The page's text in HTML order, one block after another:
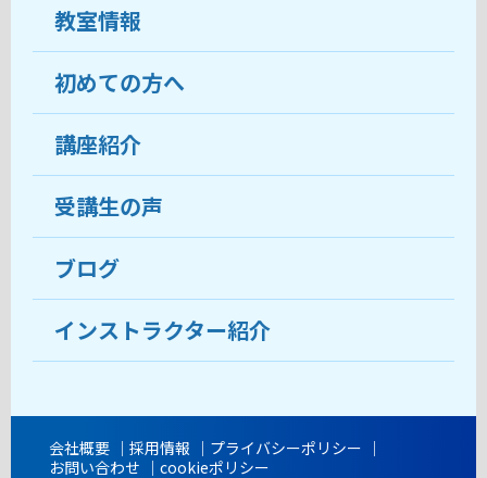
教室情報
教室について
受講生の声
おすすめ・人気の講座
目的から講座を探す
教室ブログ
初めての方へ
ココがおすすめ
料金
受講までの流れ
よくあるご質問
講座紹介
受講生の声
ブログ
インストラクター紹介
会社概要 採用情報
プライバシーポリシー
お問い合わせ
cookieポリシー